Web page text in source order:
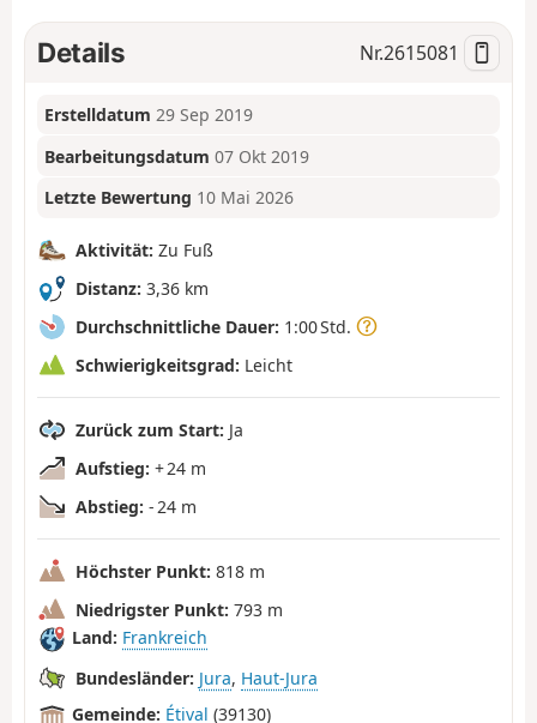
Details Nr.2615081
Erstelldatum 29 Sep 2019
Bearbeitungsdatum 07 Okt 2019
Letzte Bewertung 10 Mai 2026
Aktivität: Zu Fuß
Distanz: 3,36 km
Durchschnittliche Dauer: 1:00 Std.
Schwierigkeitsgrad: Leicht
Zurück zum Start: Ja
Aufstieg: + 24 m
Abstieg: - 24 m
Höchster Punkt: 818 m
Niedrigster Punkt: 793 m
Land: Frankreich
Bundesländer: Jura, Haut-Jura
Gemeinde: Étival (39130)